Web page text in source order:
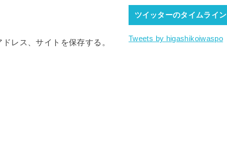
レス、サイトを保存する。
ツイッターのタイムライン
Tweets by higashikoiwaspo